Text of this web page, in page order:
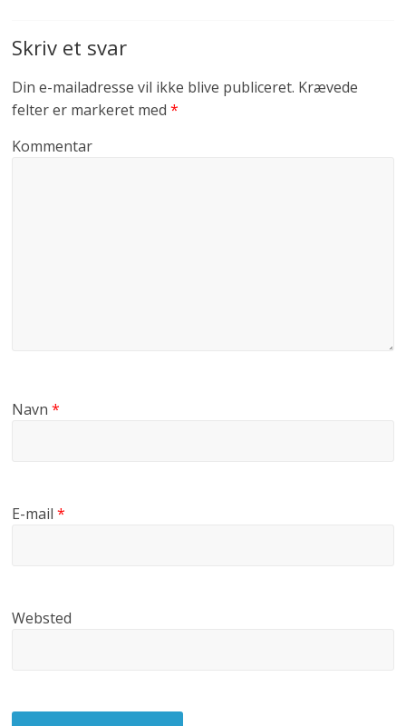
Skriv et svar
Din e-mailadresse vil ikke blive publiceret. Krævede
felter er markeret med*
Kommentar
Navn*
E-mail*
Websted